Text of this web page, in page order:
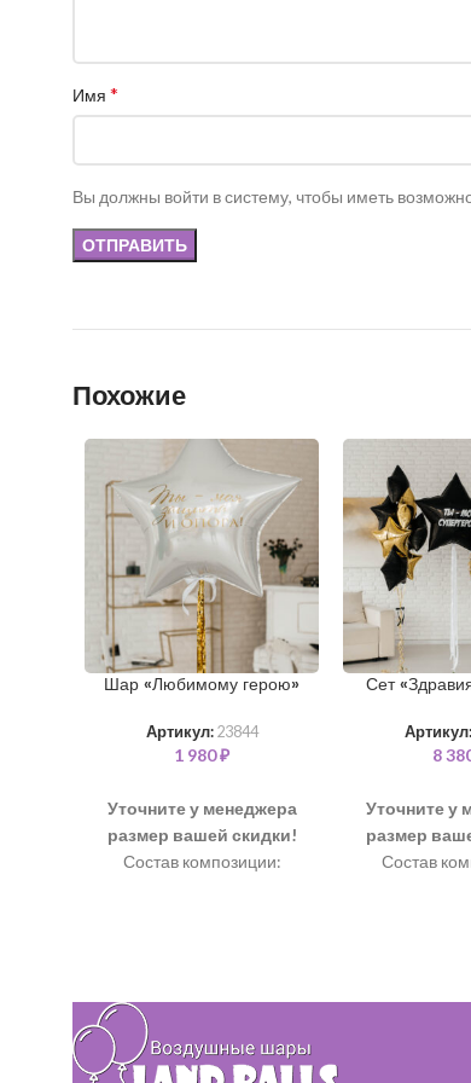
Имя *
Вы должны войти в систему, чтобы иметь
Похожие
Шар «Любимому герою»
Артикул: 23844
1 980₽
Уточните у менеджера
размер вашей скидки!
Состав композиции:
Сет
Артикул:
8
Уточните у
размер
Состав